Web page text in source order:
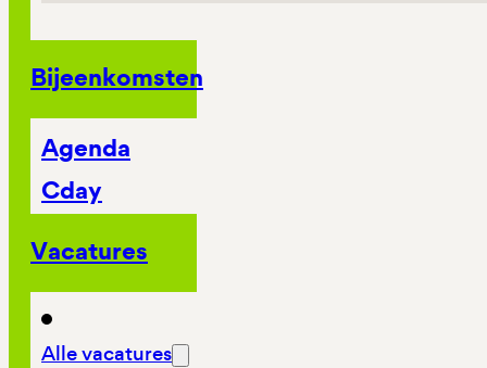
Bijeenkomsten
Agenda
Cday
Vacatures
Alle vacatures